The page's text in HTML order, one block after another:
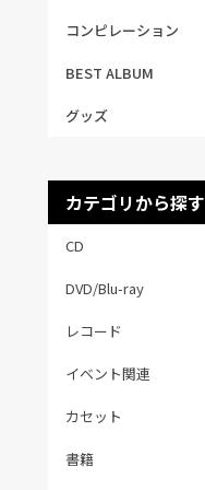
コンピレーション
BEST ALBUM
グッズ
カテゴリから探す
CD
DVD/Blu-ray
レコード
イベント関連
カセット
書籍